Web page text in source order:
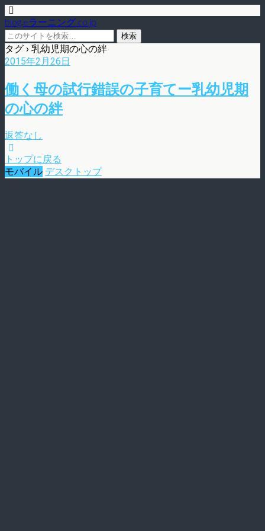
blog.eラーニング.co.jp
タグ › 乳幼児期の心の絆
2015年2月26日
働く母の試行錯誤の子育てー乳幼児期
の心の絆
返答なし
トップに戻る
モバイル デスクトップ